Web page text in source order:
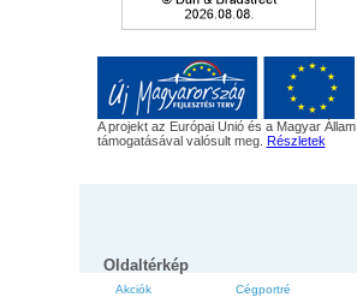
A projekt az Európai Unió és a Magyar Állam
támogatásával valósult meg. Részletek
Oldaltérkép
Akciók
Cégportré